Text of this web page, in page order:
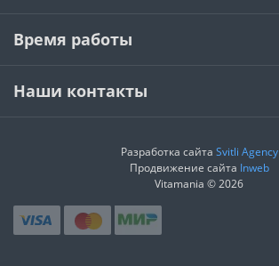
Время работы
Наши контакты
Разработка сайта Svitli Agency
Продвижение сайта Inweb
Vitamania © 2026